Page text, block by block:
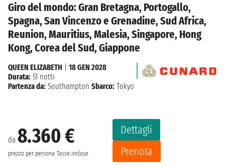
Giro del mondo: Gran Bretagna, Portogallo,
Spagna, San Vincenzo e Grenadine, Sud Africa,
Reunion, Mauritius, Malesia, Singapore, Hong
Kong, Corea del Sud, Giappone
da 8.360 €
prezzo per persona Tasse incluse
Dettagli
Prenota
QUEEN ELIZABETH
18 GEN 2028
Durata: 51 notti
Partenza da: Southampton Sbarco: Tokyo